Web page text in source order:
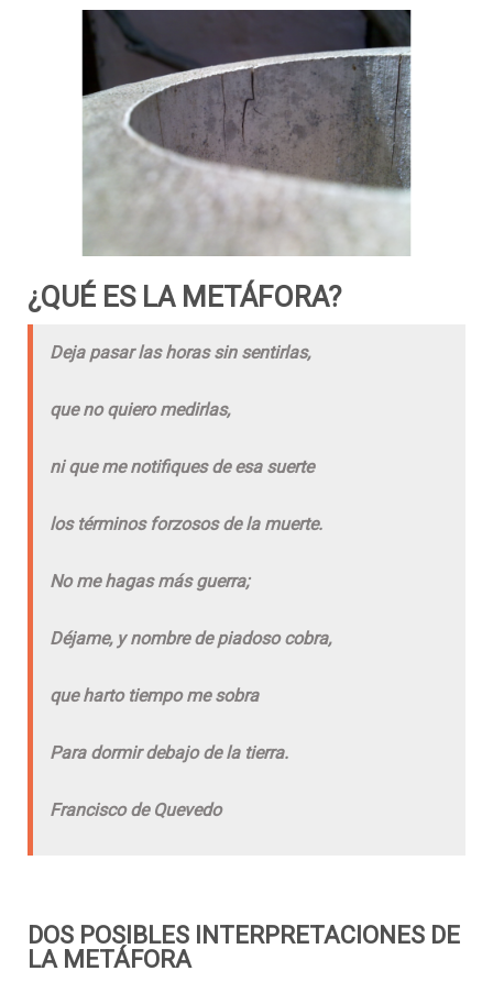
¿QUÉ ES LA METÁFORA?
Deja pasar las horas sin sentirlas,
que no quiero medirlas,
ni que me notifiques de esa suerte
los términos forzosos de la muerte.
No me hagas más guerra;
Déjame, y nombre de piadoso cobra,
que harto tiempo me sobra
Para dormir debajo de la tierra.
Francisco de Quevedo
DOS POSIBLES INTERPRETACIONES DE
LA METÁFORA